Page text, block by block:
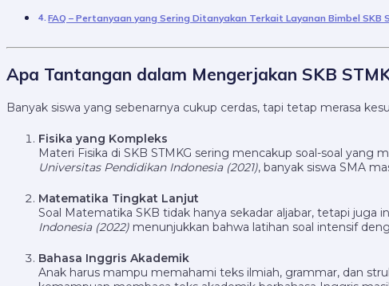
FAQ – Pertanyaan yang Sering Ditanyakan Terkait Layanan Bimbel SKB
Apa Tantangan dalam Mengerjakan SKB
Banyak siswa yang sebenarnya cukup cerdas, tapi tetap merasa
Fisika yang Kompleks
Materi Fisika di SKB STMKG sering mencakup soal-soal
Universitas Pendidikan Indonesia (2021), banyak siswa SMA
Matematika Tingkat Lanjut
Soal Matematika SKB tidak hanya sekadar aljabar, tetapi juga
Indonesia (2022) menunjukkan bahwa latihan soal intensif
Bahasa Inggris Akademik
Anak harus mampu memahami teks ilmiah, grammar, dan